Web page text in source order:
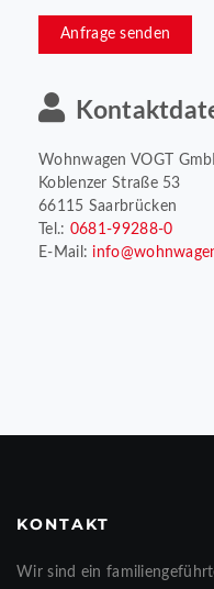
Anfrage senden
Wohnwagen VOGT
Koblenzer Straße 53
66115 Saarbrücken
Tel.: 0681-99288-0
E-Mail:
KONTAKT
Wir sind ein